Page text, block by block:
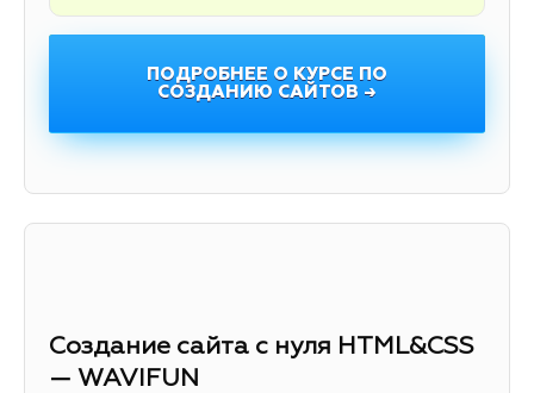
ПОДРОБНЕЕ О КУРСЕ ПО
СОЗДАНИЮ САЙТОВ →
Создание сайта с нуля HTML&CSS
— WAVIFUN